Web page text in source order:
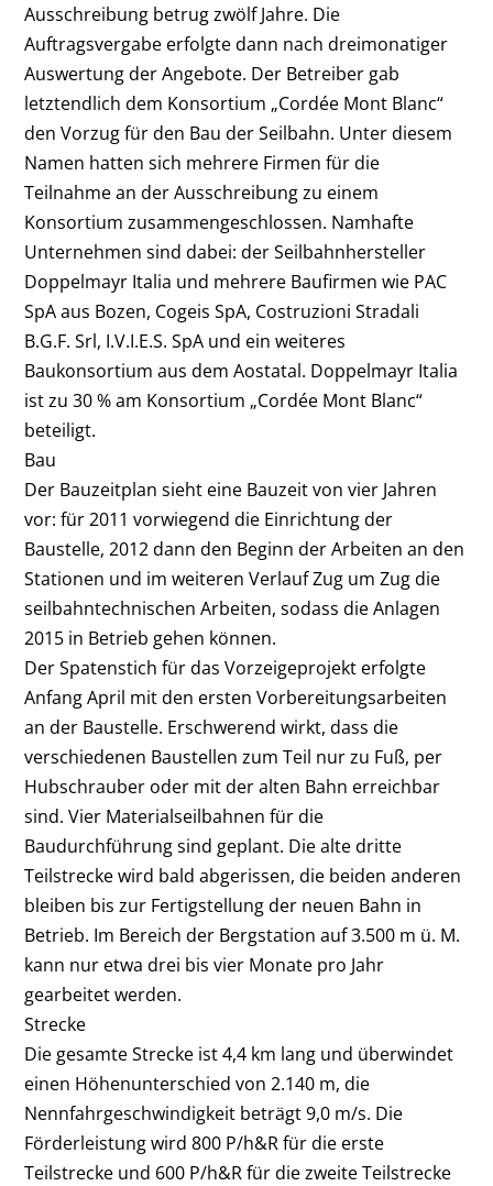
Ausschreibung betrug zwölf Jahre. Die
Auftragsvergabe erfolgte dann nach dreimonatiger
Auswertung der Angebote. Der Betreiber gab
letztendlich dem Konsortium „Cordée Mont Blanc“
den Vorzug für den Bau der Seilbahn. Unter diesem
Namen hatten sich mehrere Firmen für die
Teilnahme an der Ausschreibung zu einem
Konsortium zusammengeschlossen. Namhafte
Unternehmen sind dabei: der Seilbahnhersteller
Doppelmayr Italia und mehrere Baufirmen wie PAC
SpA aus Bozen, Cogeis SpA, Costruzioni Stradali
B.G.F. Srl, I.V.I.E.S. SpA und ein weiteres
Baukonsortium aus dem Aostatal. Doppelmayr Italia
ist zu 30 % am Konsortium „Cordée Mont Blanc“
beteiligt.
Bau
Der Bauzeitplan sieht eine Bauzeit von vier Jahren
vor: für 2011 vorwiegend die Einrichtung der
Baustelle, 2012 dann den Beginn der Arbeiten an den
Stationen und im weiteren Verlauf Zug um Zug die
seilbahntechnischen Arbeiten, sodass die Anlagen
2015 in Betrieb gehen können.
Der Spatenstich für das Vorzeigeprojekt erfolgte
Anfang April mit den ersten Vorbereitungsarbeiten
an der Baustelle. Erschwerend wirkt, dass die
verschiedenen Baustellen zum Teil nur zu Fuß, per
Hubschrauber oder mit der alten Bahn erreichbar
sind. Vier Materialseilbahnen für die
Baudurchführung sind geplant. Die alte dritte
Teilstrecke wird bald abgerissen, die beiden anderen
bleiben bis zur Fertigstellung der neuen Bahn in
Betrieb. Im Bereich der Bergstation auf 3.500 m ü. M.
kann nur etwa drei bis vier Monate pro Jahr
gearbeitet werden.
Strecke
Die gesamte Strecke ist 4,4 km lang und überwindet
einen Höhenunterschied von 2.140 m, die
Nennfahrgeschwindigkeit beträgt 9,0 m/s. Die
Förderleistung wird 800 P/h&R für die erste
Teilstrecke und 600 P/h&R für die zweite Teilstrecke